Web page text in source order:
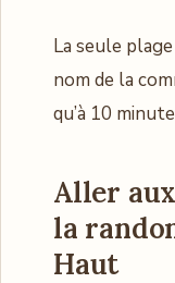
La seule
nom de la
qu’à 10
Aller
la
Haut